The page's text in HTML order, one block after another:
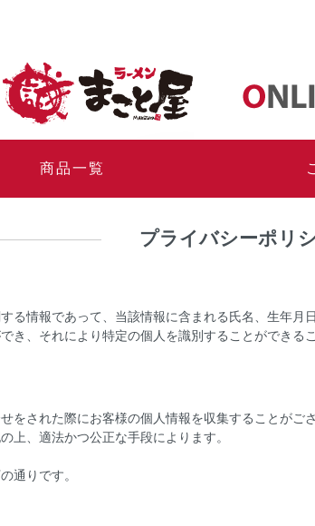
商品一覧
プライバシーポリ
る情報であって、当該情報に含まれる氏名、生年
き、それにより特定の個人を識別することができる
をされた際にお客様の個人情報を収集することがござ
上、適法かつ公正な手段によります。
通りです。